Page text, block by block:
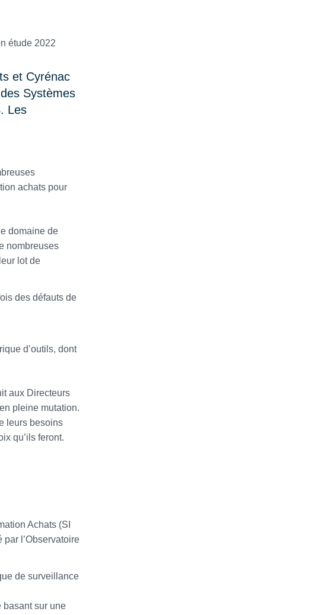
et Cyrénac
Systèmes
Les
achats pour
domaine de
nombreuses
lot de
des défauts de
d’outils, dont
aux Directeurs
pleine mutation.
leurs besoins
qu’ils feront.
Achats (SI
l’Observatoire
de surveillance
basant sur une